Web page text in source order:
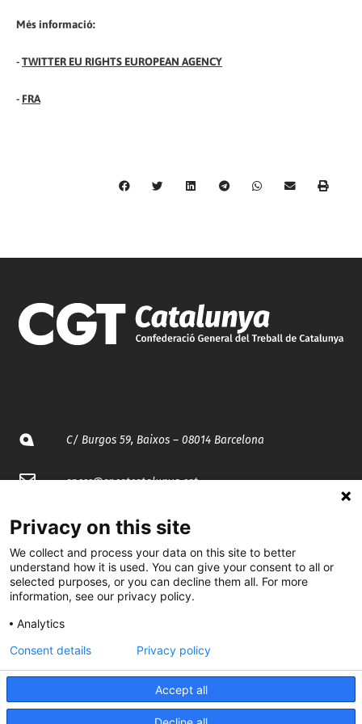
Més informació:
-TWITTER EU RIGHTS EUROPEAN AGENCY
- FRA
C/ Burgos 59, Baixos – 08014 Barcelona
spccc@spcgtcatalunya.cat
935 120 481
@CGTCatalunya
cgtcatalunya
CGTCatalunya
Privacy on this site
We collect and process your data on this site to better
understand how it is used. You can give your consent to all or
selected purposes, or you can decline them all. For more
information, see our privacy policy.
Analytics
Accept all
Consent details Privacy policy